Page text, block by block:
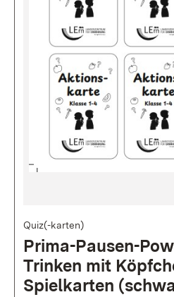
Quiz(-karten)
Prima-Pausen-
Trinken mit
Spielkarten